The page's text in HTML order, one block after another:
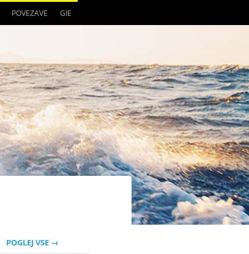
POVEZAVE GIE
POGLEJ VSE →